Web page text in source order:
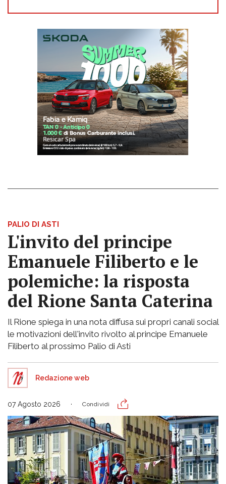
PALIO DI ASTI
L'invito del principe
Emanuele Filiberto e le
polemiche: la risposta
del Rione Santa Caterina
Il Rione spiega in una nota diffusa sui propri canali social
le motivazioni dell'invito rivolto al principe Emanuele
Filiberto al prossimo Palio di Asti
Redazione web
07 Agosto 2026 Condividi